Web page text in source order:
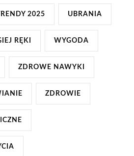
2025 UBRANIA
RĘKI WYGODA
ZDROWE NAWYKI
ZDROWIE